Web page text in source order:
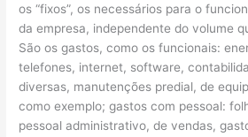
os “fixos”, os necessários para o
da empresa, independente do volume
São os gastos, como os funcionais:
telefones, internet, software,
diversas, manutenções predial, de
como exemplo; gastos com pessoal:
pessoal administrativo, de vendas,